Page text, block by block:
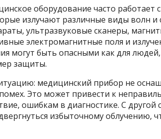
оборудование часто работает
излучают различные виды волн и
ультразвуковые сканеры,
электромагнитные поля и
могут быть опасными как для
защиты.
медицинский прибор не
Это может привести к
ошибкам в диагностике. С
избыточному облучению,